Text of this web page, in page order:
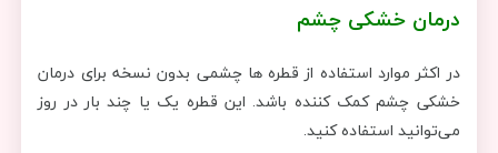
درمان خشکی چشم
در اکثر موارد استفاده از قطره ها چشمی بدون نسخه برای درمان
خشکی چشم کمک کننده باشد. این قطره یک یا چند بار در روز
می‌توانید استفاده کنید.